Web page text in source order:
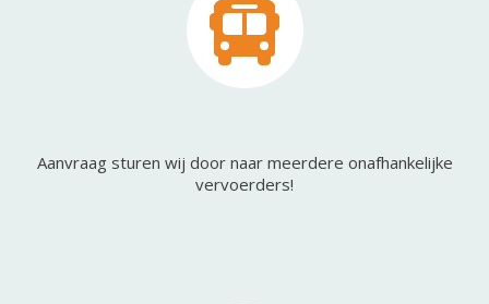
Aanvraag sturen wij door naar meerdere onafhankelijke
vervoerders!